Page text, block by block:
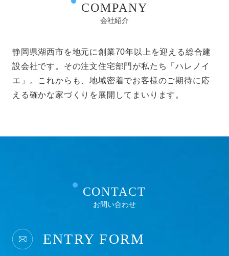
COMPANY
会社紹介
静岡県湖西市を地元に創業70年以上を迎える総合建
設会社です。その注文住宅部門が私たち「ハレノイ
エ」。これからも、地域密着でお客様のご期待に応
える確かな家づくりを展開してまいります。
CONTACT
お問い合わせ
ENTRY FORM